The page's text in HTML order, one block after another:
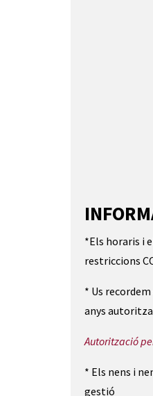
*Els horaris i
restriccions
* Us
anys
Autorització
* Els nens i
gestió